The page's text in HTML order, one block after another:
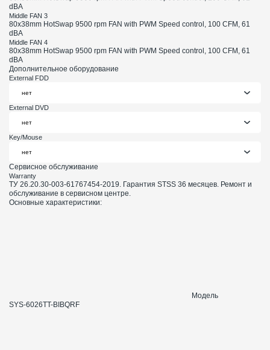
dBA
Middle FAN 3
80х38mm HotSwap 9500 rpm FAN with PWM Speed control, 100 CFM, 61
dBA
Middle FAN 4
80х38mm HotSwap 9500 rpm FAN with PWM Speed control, 100 CFM, 61
dBA
Дополнительное оборудование
External FDD
External DVD
Key/Mouse
Сервисное обслуживание
Warranty
ТУ 26.20.30-003-61767454-2019. Гарантия STSS 36 месяцев. Ремонт и
обслуживание в сервисном центре.
Основные характеристики:
Модель
SYS-6026TT-BIBQRF